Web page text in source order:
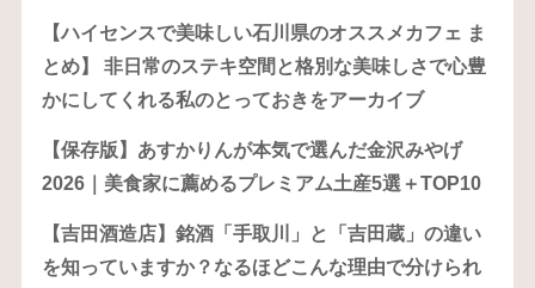
【ハイセンスで美味しい石川県のオススメカフェ ま
とめ】 非日常のステキ空間と格別な美味しさで心豊
かにしてくれる私のとっておきをアーカイブ
【保存版】あすかりんが本気で選んだ金沢みやげ
2026｜美食家に薦めるプレミアム土産5選＋TOP10
【吉田酒造店】銘酒「手取川」と「吉田蔵」の違い
を知っていますか？なるほどこんな理由で分けられ